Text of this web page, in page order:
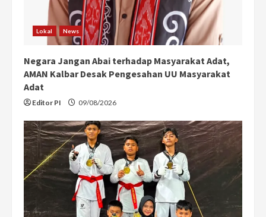
Lokal News
Negara Jangan Abai terhadap Masyarakat Adat,
AMAN Kalbar Desak Pengesahan UU Masyarakat
Adat
Editor PI 09/08/2026